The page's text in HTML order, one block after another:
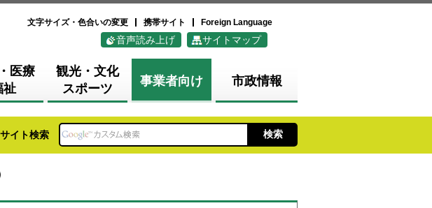
文字サイズ・色合いの変更 携帯サイト Foreign Language
音声読み上げ サイトマップ
医療
祉
観光・文化
スポーツ
事業者向け 市政情報
サイト検索